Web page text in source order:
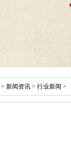
> 新闻资讯 > 行业新闻 >